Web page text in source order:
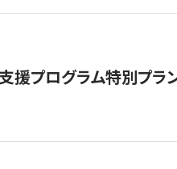
援プログラム特別プ